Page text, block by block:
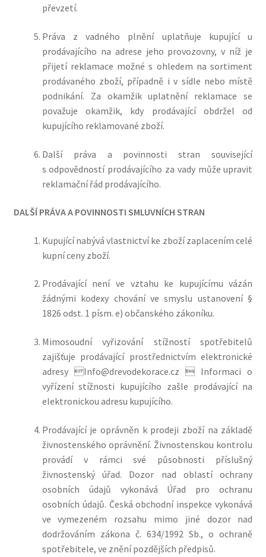
převzetí.
Práva z vadného plnění uplatňuje kupující u
prodávajícího na adrese jeho provozovny, v níž je
přijetí reklamace možné s ohledem na sortiment
prodávaného zboží, případně i v sídle nebo místě
podnikání. Za okamžik uplatnění reklamace se
považuje okamžik, kdy prodávající obdržel od
kupujícího reklamované zboží.
Další práva a povinnosti stran související
s odpovědností prodávajícího za vady může upravit
reklamační řád prodávajícího.
DALŠÍ PRÁVA A POVINNOSTI SMLUVNÍCH STRAN
Kupující nabývá vlastnictví ke zboží zaplacením celé
kupní ceny zboží.
Prodávající není ve vztahu ke kupujícímu vázán
žádnými kodexy chování ve smyslu ustanovení §
1826 odst. 1 písm. e) občanského zákoníku.
Mimosoudní vyřizování stížností spotřebitelů
zajišťuje prodávající prostřednictvím elektronické
adresy Info@drevodekorace.cz  Informaci o
vyřízení stížnosti kupujícího zašle prodávající na
elektronickou adresu kupujícího.
Prodávající je oprávněn k prodeji zboží na základě
živnostenského oprávnění. Živnostenskou kontrolu
provádí v rámci své působnosti příslušný
živnostenský úřad. Dozor nad oblastí ochrany
osobních údajů vykonává Úřad pro ochranu
osobních údajů. Česká obchodní inspekce vykonává
ve vymezeném rozsahu mimo jiné dozor nad
dodržováním zákona č. 634/1992 Sb., o ochraně
spotřebitele, ve znění pozdějších předpisů.